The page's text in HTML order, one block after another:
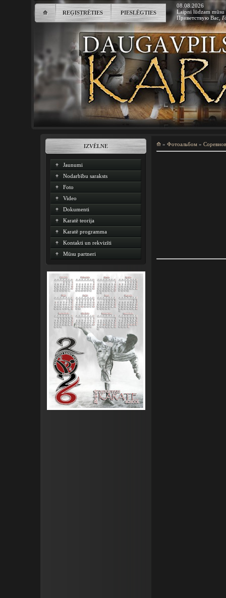
⟰ REĢISTRĒTIES PIESLĒGTIES
08.08.2026
Laipni lūdzam mūsu
Приветствую Вас ,
IZVĒLNE
Jaunumi
Nodarbību saraksts
Foto
Video
Dokumenti
Karatē teorija
Karatē programma
Kontakti un rekvizīti
Mūsu partneri
⟰ » Фотоальбом »